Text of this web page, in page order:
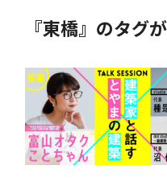
『東橋』のタグ